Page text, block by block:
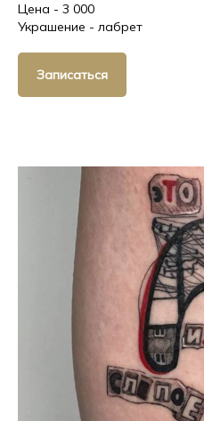
Цена - 3 000
Украшение - лабрет
Записаться